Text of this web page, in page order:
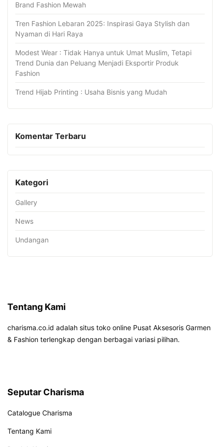
Brand Fashion Mewah
Tren Fashion Lebaran 2025: Inspirasi Gaya Stylish dan
Nyaman di Hari Raya
Modest Wear : Tidak Hanya untuk Umat Muslim, Tetapi
Trend Dunia dan Peluang Menjadi Eksportir Produk
Fashion
Trend Hijab Printing : Usaha Bisnis yang Mudah
Komentar Terbaru
Kategori
Gallery
News
Undangan
Tentang Kami
charisma.co.id adalah situs toko online Pusat Aksesoris Garmen
& Fashion terlengkap dengan berbagai variasi pilihan.
Seputar Charisma
Catalogue Charisma
Tentang Kami